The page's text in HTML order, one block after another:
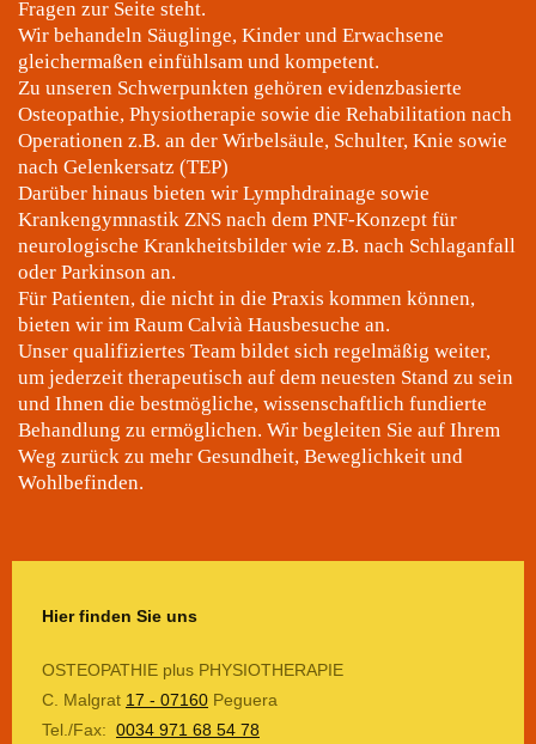
Fragen zur Seite steht.
Wir behandeln Säuglinge, Kinder und Erwachsene
gleichermaßen einfühlsam und kompetent.
Zu unseren Schwerpunkten gehören evidenzbasierte
Osteopathie, Physiotherapie sowie die Rehabilitation nach
Operationen z.B. an der Wirbelsäule, Schulter, Knie sowie
nach Gelenkersatz (TEP)
Darüber hinaus bieten wir Lymphdrainage sowie
Krankengymnastik ZNS nach dem PNF-Konzept für
neurologische Krankheitsbilder wie z.B. nach Schlaganfall
oder Parkinson an.
Für Patienten, die nicht in die Praxis kommen können,
bieten wir im Raum Calvià ​Hausbesuche an.
Unser qualifiziertes Team bildet sich regelmäßig weiter,
um jederzeit therapeutisch auf dem neuesten Stand zu sein
und Ihnen die bestmögliche, wissenschaftlich fundierte
Behandlung zu ermöglichen. Wir begleiten Sie auf Ihrem
Weg zurück zu mehr Gesundheit, Beweglichkeit und
Wohlbefinden.
Hier finden Sie uns
OSTEOPATHIE plus PHYSIOTHERAPIE
C. Malgrat 17 - 07160 Peguera
Tel./Fax: 0034 971 68 54 78